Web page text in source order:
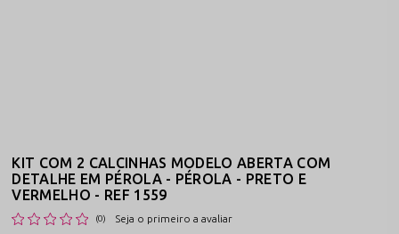
KIT COM 2 CALCINHAS MODELO ABERTA COM
DETALHE EM PÉROLA - PÉROLA - PRETO E
VERMELHO - REF 1559
(0) Seja o primeiro a avaliar